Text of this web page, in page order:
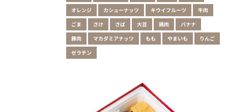
オレンジ
カシューナッツ キウイフルーツ
牛肉
ごま
さけ さば 大豆 鶏肉
バナナ
豚肉
マカダミアナッツ もも やまいも
りんご
ゼラチン